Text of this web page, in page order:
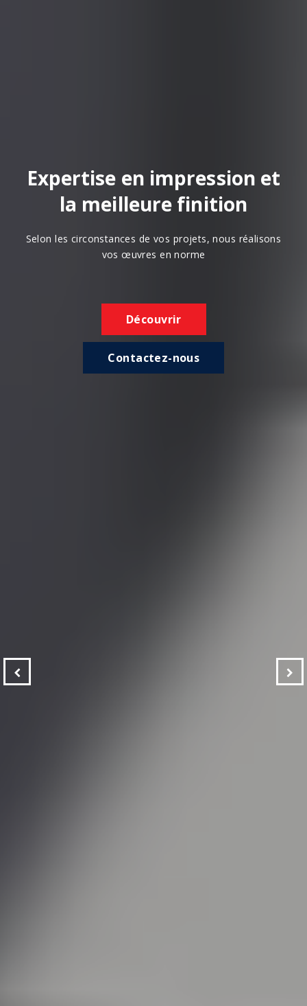
Expertise en impression et
la meilleure finition
Selon les circonstances de vos projets, nous réalisons
vos œuvres en norme
Découvrir
Contactez-nous